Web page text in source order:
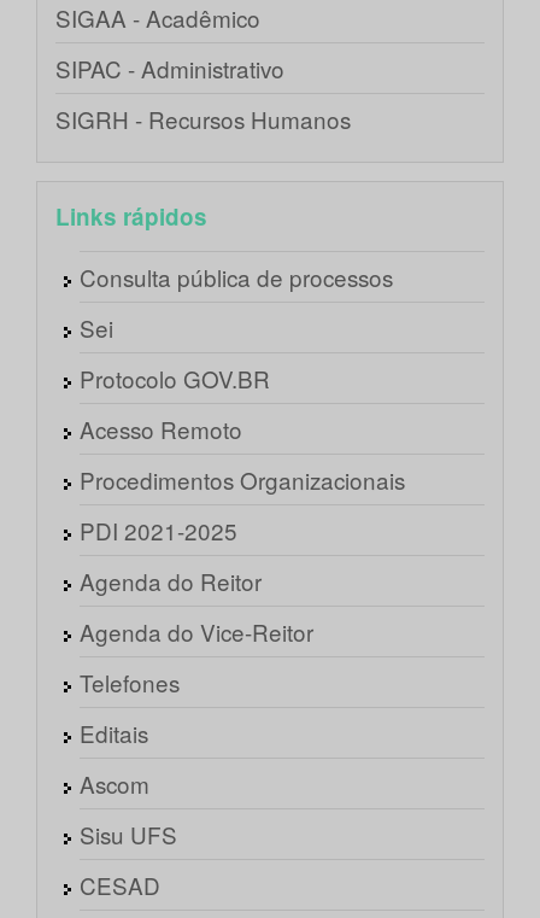
SIGAA - Acadêmico
SIPAC - Administrativo
SIGRH - Recursos Humanos
Links rápidos
Consulta pública de processos
Sei
Protocolo GOV.BR
Acesso Remoto
Procedimentos Organizacionais
PDI 2021-2025
Agenda do Reitor
Agenda do Vice-Reitor
Telefones
Editais
Ascom
Sisu UFS
CESAD